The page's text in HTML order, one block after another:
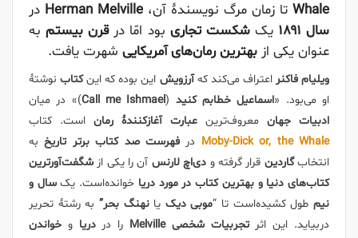
Whale تا زمان مرگ نویسندهٔ آن، Herman Melville در
سال ۱۸۹۱
یکشکست تجاری بود امّا درقرن بیستمبه
عنوان یکی از بهترین رمان‌های آمریکایی شهرت یافت.
ویلیام فاکنر اعتراف می‌کند کهآرزویش این بوده که اینکتابنوشتهٔ
او می‌بود. «اسماعیل خطابم کنید (
Call me Ishmael)» در میان
ادبیات جهان معروف‌ترین عبارت آغازکنندهٔ رمان است. کتاب
Moby-Dick or, the Whale در فهرست صد کتاب برتر تاریخبه
انتخابگاردین قرار گرفته و دی‌اچ لارنس آن را یکی از شگفت‌آورترین
کتاب‌های دنیا و بهترین کتاب در مورد دریا خوانده‌است. یکسال و
نیمطول کشیده‌است تا “موبی دیک یانهنگ بحر” به رشتهٔ تحریر
دربیاید. این اثرتجربیات شخصی Melville را دردریا و خواندن